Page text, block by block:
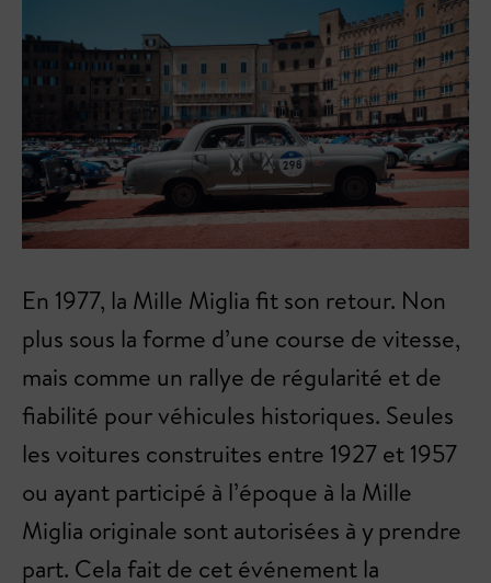
En 1977, la Mille Miglia fit son retour. Non
plus sous la forme d’une course de vitesse,
mais comme un rallye de régularité et de
fiabilité pour véhicules historiques. Seules
les voitures construites entre 1927 et 1957
ou ayant participé à l’époque à la Mille
Miglia originale sont autorisées à y prendre
part. Cela fait de cet événement la